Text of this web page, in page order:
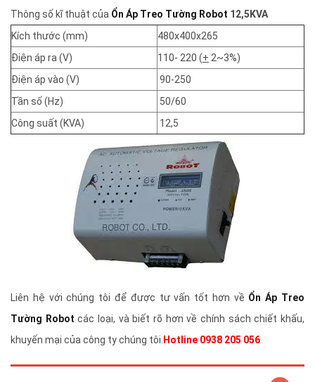
Thông số kĩ thuật của Ổn Áp Treo Tường Robot 12,5KVA
Kích thước (mm)
480x400x265
Điện áp ra (V)
110- 220 (+ 2~3%)
Điện áp vào (V)
90-250
Tần số (Hz)
50/60
Công suất (KVA)
12,5
Liên hệ với chúng tôi để được tư vấn tốt hơn về Ổn Áp Treo
Tường Robot các loại, và biết rõ hơn về chính sách chiết khấu,
khuyến mại của công ty chúng tôi. Hotline 0938 205 056